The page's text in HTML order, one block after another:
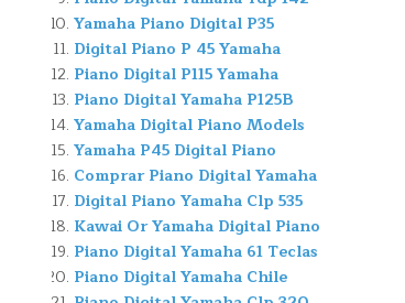
Yamaha Piano Digital P35
Digital Piano P 45 Yamaha
Piano Digital P115 Yamaha
Piano Digital Yamaha P125B
Yamaha Digital Piano Models
Yamaha P45 Digital Piano
Comprar Piano Digital Yamaha
Digital Piano Yamaha Clp 535
Kawai Or Yamaha Digital Piano
Piano Digital Yamaha 61 Teclas
Piano Digital Yamaha Chile